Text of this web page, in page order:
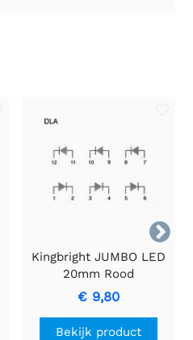

Kingbright JUMBO LED
20mm Rood
Gedesoriënteerd -
Levendige Beelden en
Elegante Rode Gloed
€ 9,80
Bekijk product